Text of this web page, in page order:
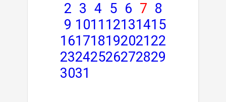
2 3 4 5 6 7 8
9 1011 12131415
161718192021 22
23242526272829
3031